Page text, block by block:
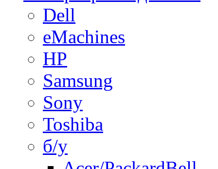
Dell
eMachines
HP
Samsung
Sony
Toshiba
б/у